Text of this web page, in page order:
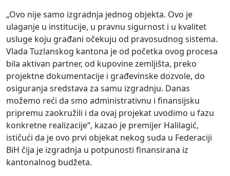
„Ovo nije samo izgradnja jednog objekta. Ovo je
ulaganje u institucije, u pravnu sigurnost i u kvalitet
usluge koju građani očekuju od pravosudnog sistema.
Vlada Tuzlanskog kantona je od početka ovog procesa
bila aktivan partner, od kupovine zemljišta, preko
projektne dokumentacije i građevinske dozvole, do
osiguranja sredstava za samu izgradnju. Danas
možemo reći da smo administrativnu i finansijsku
pripremu zaokružili i da ovaj projekat uvodimo u fazu
konkretne realizacije“, kazao je premijer Halilagić,
ističući da je ovo prvi objekat nekog suda u Federaciji
BiH čija je izgradnja u potpunosti finansirana iz
kantonalnog budžeta.